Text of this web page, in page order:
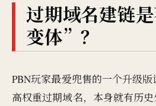
过期域名建链
变体”？
PBN玩家最爱兜售的一个升级
高权重过期域名，本身就有历